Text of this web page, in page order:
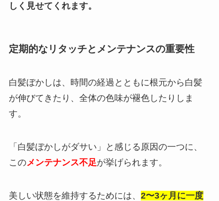
しく見せてくれます。
定期的なリタッチとメンテナンスの重要性
白髪ぼかしは、時間の経過とともに根元から白髪
が伸びてきたり、全体の色味が褪色したりしま
す。
「白髪ぼかしがダサい」と感じる原因の一つに、
このメンテナンス不足が挙げられます。
美しい状態を維持するためには、 2〜3ヶ月に一度